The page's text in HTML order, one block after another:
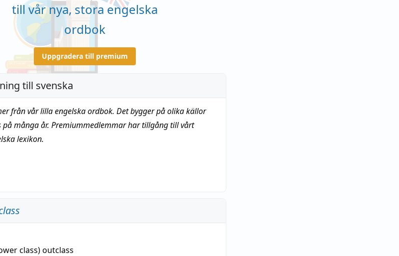
till vår nya, stora engelska
ordbok
Uppgradera till premium
till svenska
från vår lilla engelska ordbok. Det bygger på olika källor
många år. Premiummedlemmar har tillgång till vårt
lexikon.
class)outclass